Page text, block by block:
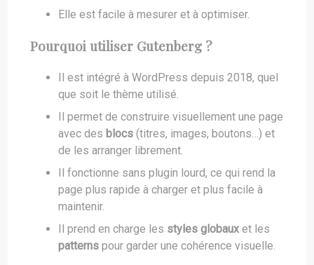
Elle est facile à mesurer et à optimiser.
Pourquoi utiliser Gutenberg ?
Il est intégré à WordPress depuis 2018, quel
que soit le thème utilisé.
Il permet de construire visuellement une page
avec des blocs (titres, images, boutons…) et
de les arranger librement.
Il fonctionne sans plugin lourd, ce qui rend la
page plus rapide à charger et plus facile à
maintenir.
Il prend en charge les styles globaux et les
patterns pour garder une cohérence visuelle.